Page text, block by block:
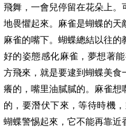
飛舞，一會兒停留在花朵上
地畏懼起來。麻雀是蝴蝶的
麻雀的嘴下。蝴蝶總結以往
好的姿態感化麻雀，夢想著
方飛來，就是要逮到蝴蝶美
癢的，嘴里油膩膩的。麻雀
的，要潛伏下來，等待時機
蝴蝶警惕起來，它不能再靠